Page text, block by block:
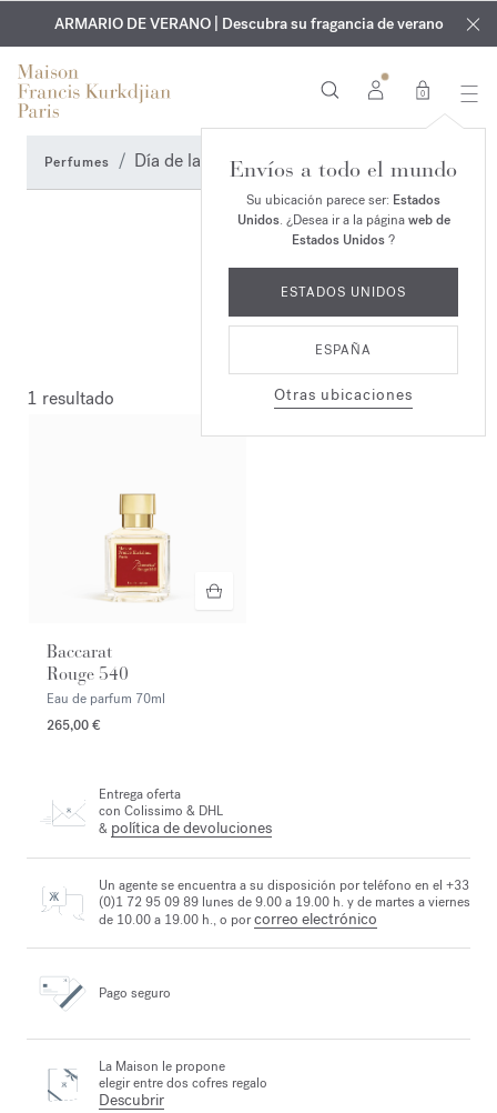
EXCLUSIVO | Descubra la nueva fragancia OUD
velvet mood
en su pedido*
GRABADO GRATUITO | En todas las fragancias y aceites
corporales hasta el 9 de agosto
ARMARIO DE VERANO | Descubra su fragancia de verano
0
Envíos a todo el mundo
Su ubicación parece ser: Estados
Unidos. ¿Desea ir a la páginaweb de
Estados Unidos?
ESTADOS UNIDOS
ESPAÑA
Otras ubicaciones
Perfumes Día de la madre
1 resultado
Baccarat
Rouge 540
Eau de parfum 70ml
265,00 €
Entrega oferta
con Colissimo & DHL
& política de devoluciones
Un agente se encuentra a su disposición por teléfono en el +33
(0)1 72 95 09 89 lunes de 9.00 a 19.00 h. y de martes a viernes
de 10.00 a 19.00 h., o porcorreo electrónico
Pago seguro
La Maison le propone
elegir entre dos cofres regalo
Descubrir